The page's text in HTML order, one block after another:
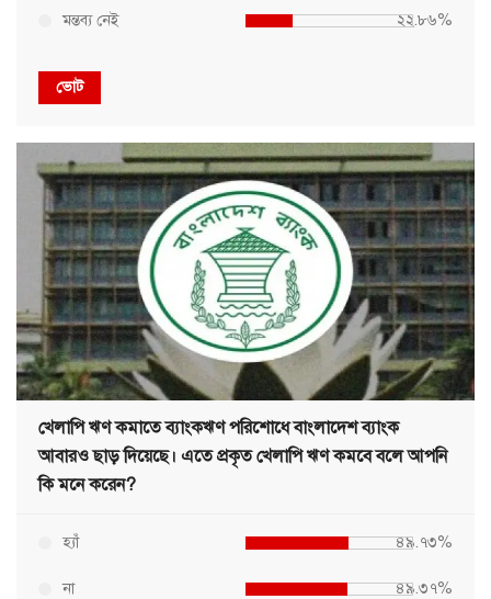
মন্তব্য নেই ২২.৮৬%
ভোট
খেলাপি ঋণ কমাতে ব্যাংকঋণ পরিশোধে বাংলাদেশ ব্যাংক
আবারও ছাড় দিয়েছে। এতে প্রকৃত খেলাপি ঋণ কমবে বলে আপনি
কি মনে করেন?
হ্যাঁ ৪৯.৭৩%
না ৪৯.৩৭%